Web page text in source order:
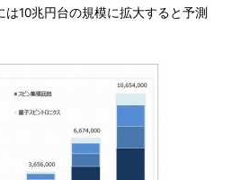
10兆円台の規模に拡大すると予測